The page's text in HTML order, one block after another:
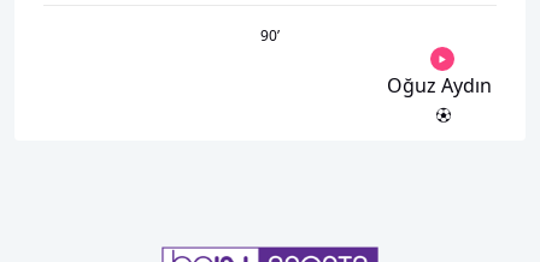
90’
Oğuz Aydın